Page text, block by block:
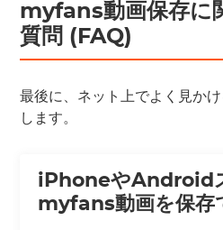
myfans動画保存に
質問 (FAQ)
最後に、ネット上でよく見か
します。
iPhoneやAndroid
myfans動画を保存